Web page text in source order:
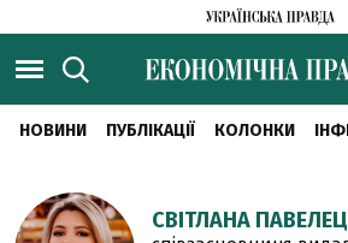
НОВИНИ ПУБЛІКАЦІЇ КОЛОНКИ
СВІТЛАНА